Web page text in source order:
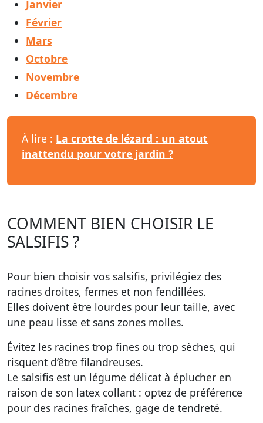
Janvier
Février
Mars
Octobre
Novembre
Décembre
À lire : La crotte de lézard : un atout
inattendu pour votre jardin ?
COMMENT BIEN CHOISIR LE
SALSIFIS ?
Pour bien choisir vos salsifis, privilégiez des
racines droites, fermes et non fendillées.
Elles doivent être lourdes pour leur taille, avec
une peau lisse et sans zones molles.
Évitez les racines trop fines ou trop sèches, qui
risquent d’être filandreuses.
Le salsifis est un légume délicat à éplucher en
raison de son latex collant : optez de préférence
pour des racines fraîches, gage de tendreté.